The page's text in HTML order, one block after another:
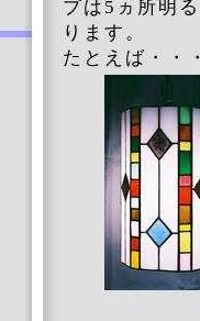
プは5ヵ所明
ります。
たとえば・・